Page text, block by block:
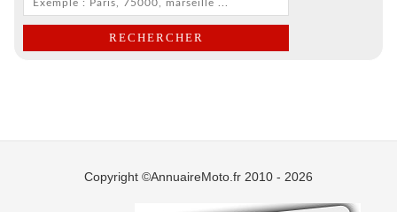
Copyright ©AnnuaireMoto.fr 2010 - 2026